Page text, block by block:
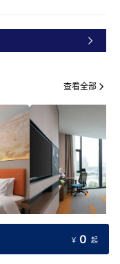
查看全部
￥ 0 起